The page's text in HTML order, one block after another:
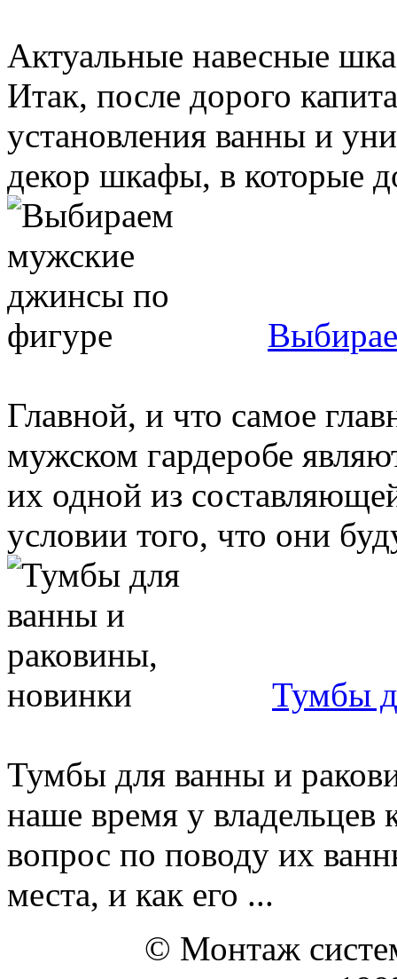
Актуальные навесные
Итак, после дорого
установления ванны и
декор шкафы, в которые
Главной, и что самое
мужском гардеробе
их одной из
условии того, что они
Тумбы
Тумбы для ванны и
наше время у владельцев
вопрос по поводу их
места, и как его ...
© Монтаж